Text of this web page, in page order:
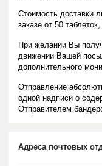
Стоимость доставки
заказе от 50
При желании Вы
движении Вашей
дополнительного
Отправление
одной надписи о
Отправителем
Адреса почтовых